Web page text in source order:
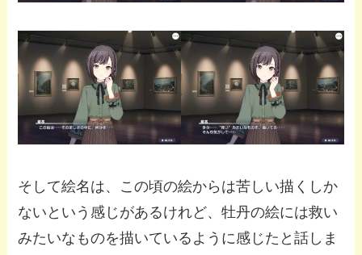
そして絵名は、この頃の絵からは苦しい描くしか
ないという感じがあるけれど、牡丹の絵には救い
みたいなものを描いているように感じたと話しま